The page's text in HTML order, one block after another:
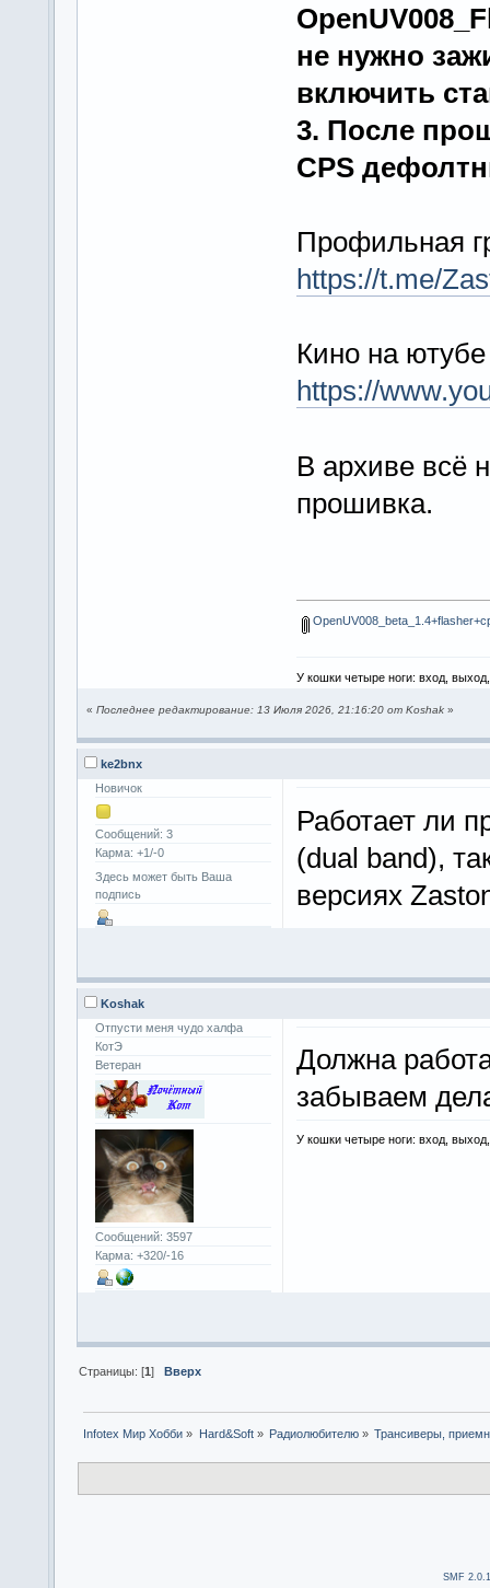
не нужно
включить
3. После
CPS
Профильная
https://t.me/
Кино на ютубе
https://
В архиве всё
прошивка.
У кошки четыре ноги: вход,
« Последнее редактирование: 13 Июля 2026, 21:16:20 от Koshak »
ke2bnx
Новичок
Сообщений: 3
Карма: +1/-0
Здесь может быть Ваша
подпись
Работает ли
(dual band),
версиях
Koshak
Отпусти меня чудо халфа
КотЭ
Ветеран
Сообщений: 3597
Карма: +320/-16
Должна
забываем
У кошки четыре ноги: вход,
Страницы: [1] Вверх
Infotex Мир Хобби » Hard&Soft» Радиолюбителю» Трансиверы,
SMF